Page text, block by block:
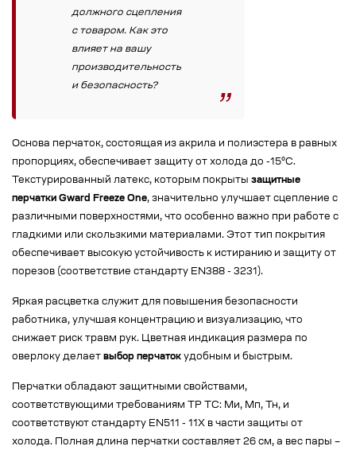
должного сцепления
с товаром. Как это
влияет на вашу
производительность
и безопасность?
Основа перчаток, состоящая из акрила и полиэстера в равных
пропорциях, обеспечивает защиту от холода до -15°C.
Текстурированный латекс, которым покрыты защитные
перчатки Gward Freeze One, значительно улучшает сцепление с
различными поверхностями, что особенно важно при работе с
гладкими или скользкими материалами. Этот тип покрытия
обеспечивает высокую устойчивость к истиранию и защиту от
порезов (соответствие стандарту EN388 - 3231).
Яркая расцветка служит для повышения безопасности
работника, улучшая концентрацию и визуализацию, что
снижает риск травм рук. Цветная индикация размера по
оверлоку делает выбор перчаток удобным и быстрым.
Перчатки обладают защитными свойствами,
соответствующими требованиям ТР ТС: Ми, Мп, Тн, и
соответствуют стандарту EN511 - 11X в части защиты от
холода. Полная длина перчатки составляет 26 см, а вес пары –